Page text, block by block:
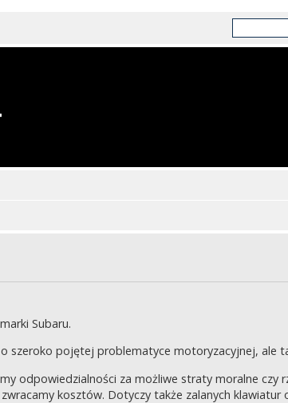
Subaru.
szeroko pojętej problematyce motoryzacyjnej, ale
odpowiedzialności za możliwe straty moralne czy
kosztów. Dotyczy także zalanych klawiatur